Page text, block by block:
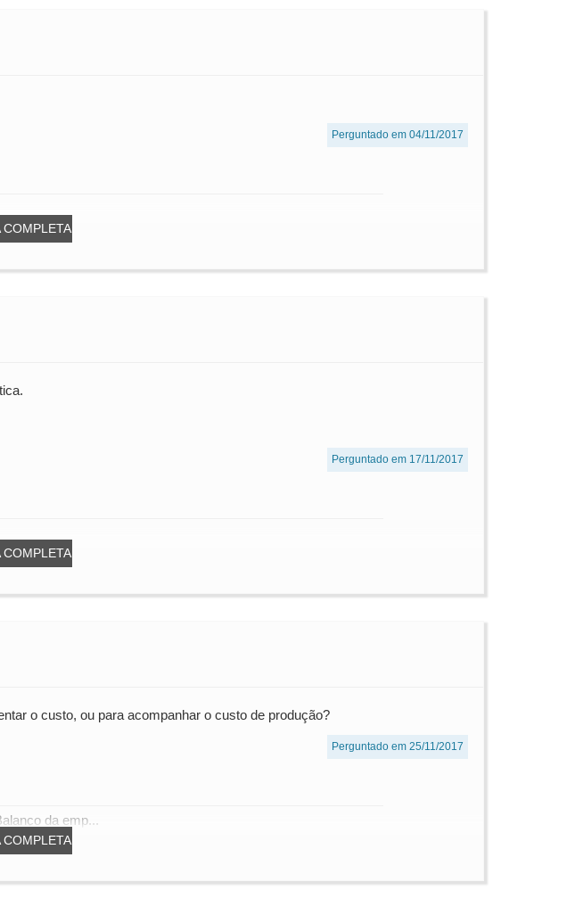
Perguntado em 04/11/2017
COMPLETA
Perguntado em 17/11/2017
COMPLETA
o custo, ou para acompanhar o custo de produção?
Perguntado em 25/11/2017
COMPLETA
da emp...